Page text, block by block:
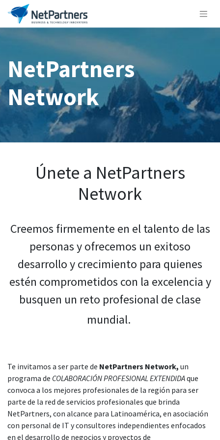
NetPartners
Network
Únete a NetPartners
Network
Creemos firmemente en el talento de las
personas y ofrecemos un exitoso
desarrollo y crecimiento para quienes
estén comprometidos con la excelencia y
busquen un reto profesional de clase
mundial.
Te invitamos a ser parte de NetPartners Network, un
programa de COLABORACIÓN PROFESIONAL EXTENDIDAque
convoca a los mejores profesionales de la región para ser
parte de la red de servicios profesionales que brinda
NetPartners, con alcance para Latinoamérica, en asociación
con personal de IT y consultores independientes enfocados
en el desarrollo de negocios y proyectos de